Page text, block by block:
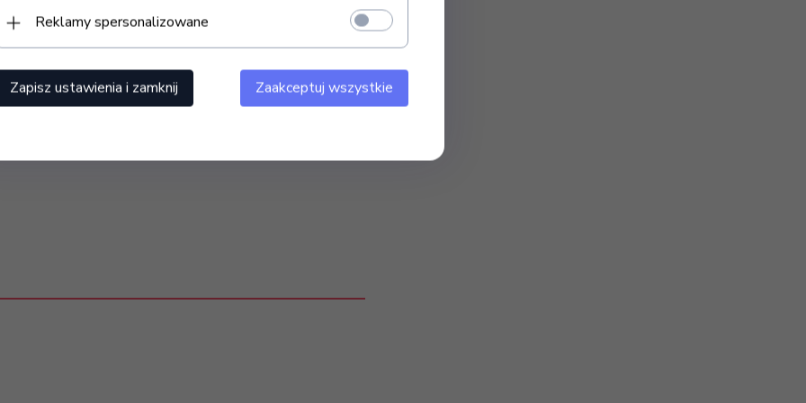
obsługa oraz świetna jakość wykonania urządzenia
funkcji pozwali na znaczne powiększenie oferty
Reklamy spersonalizowane
Zapisz ustawienia i zamknij Zaakceptuj wszystkie